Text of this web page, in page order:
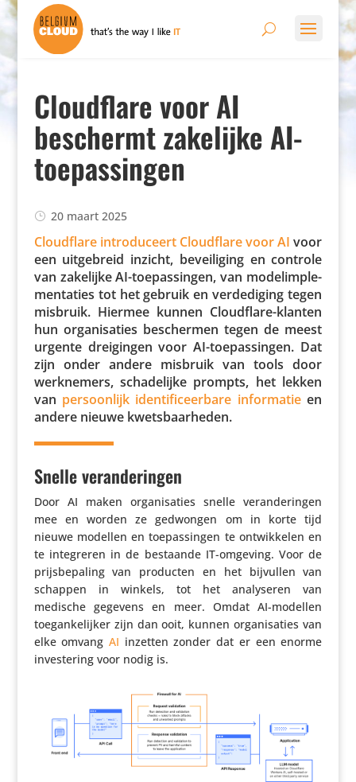
Cloudflare voor AI
beschermt zakelijke AI-
toepassingen
20 maart 2025
Cloud­flare intro­du­ceert Cloud­flare voor AIvoor
een uitge­breid inzicht, bevei­li­ging en controle
van zakelijke AI-toepas­singen, van model­im­ple­
men­ta­ties tot het gebruik en verde­di­ging tegen
misbruik. Hiermee kunnen Cloud­flare-klanten
hun orga­ni­sa­ties beschermen tegen de meest
urgente drei­gingen voor AI-toepas­singen. Dat
zijn onder andere misbruik van tools door
werk­ne­mers, scha­de­lijke prompts, het lekken
van persoon­lijk iden­ti­fi­ceer­bare infor­matieen
andere nieuwe kwetsbaarheden.
Snelle veranderingen
Door AI maken orga­ni­sa­ties snelle veran­de­ringen
mee en worden ze gedwongen om in korte tijd
nieuwe modellen en toepas­singen te ontwik­kelen en
te inte­greren in de bestaande IT-omgeving. Voor de
prijs­be­pa­ling van producten en het bijvullen van
schappen in winkels, tot het analy­seren van
medische gegevens en meer. Omdat AI-modellen
toegan­ke­lijker zijn dan ooit, kunnen orga­ni­sa­ties van
elke omvangAI inzetten zonder dat er een enorme
inves­te­ring voor nodig is.